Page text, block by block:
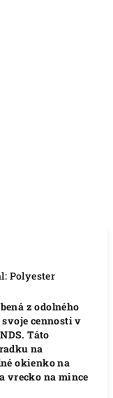
Polyester
z odolného
cennosti v
Táto
na
okienko na
vrecko na mince